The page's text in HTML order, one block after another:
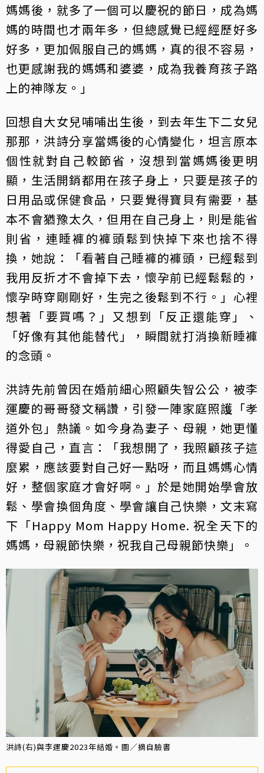
媽媽後，就多了一個可以慶祝的節日，成為媽
媽的時間也才兩年多，但總感覺已經經歷好多
好多，更加佩服自己的媽媽，真的很不容易，
也更感謝我的媽媽和婆婆，成為我養育孩子路
上的神隊友。」
回想自大女兒哺哺出生後，到去年生下二女兒
那那，洪詩分享當媽後的心情變化，坦言原本
個性就對自己較節省，沒想到當媽媽後更明
顯，生活開銷都用在孩子身上，只要是孩子的
日用品或保健食品，只要覺得寶貝有需要，基
本不會猶豫太久，但用在自己身上，則是能省
則省，連睡褲的褲頭鬆到快掉下來也捨不得
換，她說：「看著自己睡褲的褲頭，已經鬆到
我用反折才不會掉下去，懷孕前已經鬆鬆的，
懷孕時穿剛剛好，生完之後鬆到不行。」心裡
想著「要買嗎？」又想到「反正還能穿」、
「好像有其他能替代」，瞬間就打消換新睡褲
的念頭。
洪詩先前曾因在婚前細心照顧失智公公，被李
運慶的哥哥發文稱讚，引發一陣家庭照護「孝
道外包」熱議。如今身為妻子、母親，她更懂
得愛自己，直言：「我想開了，我照顧孩子這
麼累，應該要對自己好一點呀，而且媽媽心情
好，整個家庭才會好啊。」於是她開始學會放
鬆、學會換個角度、學會讓自己快樂，文末寫
下「Happy Mom Happy Home. 祝全天下的
媽媽，母親節快樂，祝我自己母親節快樂」。
洪詩(右)與李運慶2023年結婚。圖／摘自臉書